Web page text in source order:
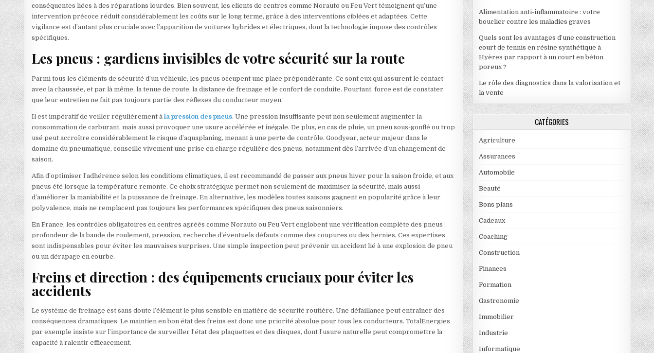
conséquentes liées à des réparations lourdes. Bien souvent, les clients de centres comme Norauto ou Feu Vert témoignent qu’une
intervention précoce réduit considérablement les coûts sur le long terme, grâce à des interventions ciblées et adaptées. Cette
vigilance est d’autant plus cruciale avec l’apparition de voitures hybrides et électriques, dont la technologie impose des contrôles
spécifiques.
Les pneus : gardiens invisibles de votre sécurité sur la route
Parmi tous les éléments de sécurité d’un véhicule, les pneus occupent une place prépondérante. Ce sont eux qui assurent le contact
avec la chaussée, et par là même, la tenue de route, la distance de freinage et le confort de conduite. Pourtant, force est de constater
que leur entretien ne fait pas toujours partie des réflexes du conducteur moyen.
Il est impératif de veiller régulièrement àla pression des pneus. Une pression insuffisante peut non seulement augmenter la
consommation de carburant, mais aussi provoquer une usure accélérée et inégale. De plus, en cas de pluie, un pneu sous-gonflé ou trop
usé peut accroître considérablement le risque d’aquaplaning, menant à une perte de contrôle. Goodyear, acteur majeur dans le
domaine du pneumatique, conseille vivement une prise en charge régulière des pneus, notamment dès l’arrivée d’un changement de
saison.
Afin d’optimiser l’adhérence selon les conditions climatiques, il est recommandé de passer aux pneus hiver pour la saison froide, et aux
pneus été lorsque la température remonte. Ce choix stratégique permet non seulement de maximiser la sécurité, mais aussi
d’améliorer la maniabilité et la puissance de freinage. En alternative, les modèles toutes saisons gagnent en popularité grâce à leur
polyvalence, mais ne remplacent pas toujours les performances spécifiques des pneus saisonniers.
En France, les contrôles obligatoires en centres agréés comme Norauto ou Feu Vert englobent une vérification complète des pneus :
profondeur de la bande de roulement, pression, recherche d’éventuels défauts comme des coupures ou des hernies. Ces expertises
sont indispensables pour éviter les mauvaises surprises. Une simple inspection peut prévenir un accident lié à une explosion de pneu
ou un dérapage en courbe.
Freins et direction : des équipements cruciaux pour éviter les
accidents
Le système de freinage est sans doute l’élément le plus sensible en matière de sécurité routière. Une défaillance peut entraîner des
conséquences dramatiques. Le maintien en bon état des freins est donc une priorité absolue pour tous les conducteurs. TotalEnergies
par exemple insiste sur l’importance de surveiller l’état des plaquettes et des disques, dont l’usure naturelle peut compromettre la
capacité à ralentir efficacement.
Alimentation anti-inflammatoire : votre
bouclier contre les maladies graves
Quels sont les avantages d’une construction
court de tennis en résine synthétique à
Hyères par rapport à un court en béton
poreux ?
Le rôle des diagnostics dans la valorisation et
la vente
CATÉGORIES
Agriculture
Assurances
Automobile
Beauté
Bons plans
Cadeaux
Coaching
Construction
Finances
Formation
Gastronomie
Immobilier
Industrie
Informatique